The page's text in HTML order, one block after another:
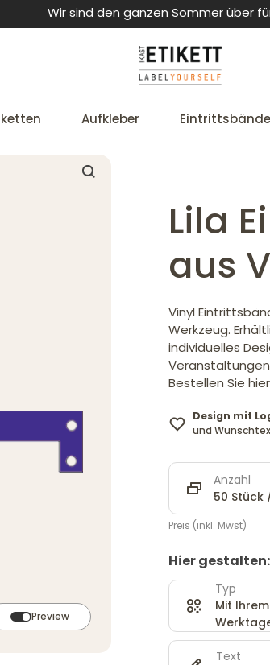
Wir sind den ganzen Sommer über
Aufkleber
Preview
Lila
aus
Vinyl
Werkzeug.
individuelles
Bestellen Sie
Design mit
und
Anzahl
50 Stück
Preis (inkl. Mwst)
Hier gestalten:
Typ
Mit
Text